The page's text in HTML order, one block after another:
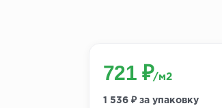
721 ₽/м2
1 536 ₽ за упаковку